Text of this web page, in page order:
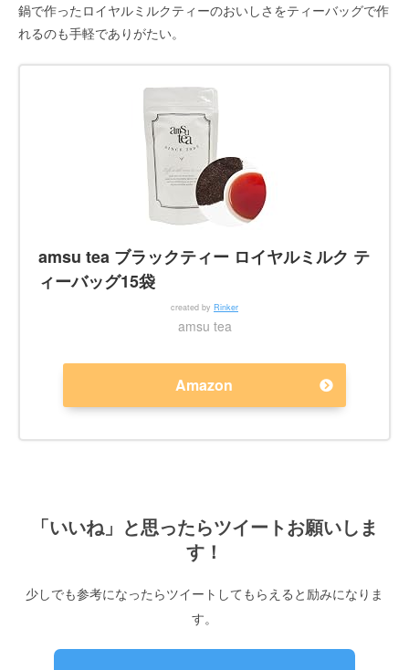
鍋で作ったロイヤルミルクティーのおいしさをティーバッグで作
れるのも手軽でありがたい。
amsu tea ブラックティー ロイヤルミルク テ
ィーバッグ15袋
created by Rinker
amsu tea
Amazon
「いいね」と思ったらツイートお願いしま
す！
少しでも参考になったらツイートしてもらえると励みになりま
す。